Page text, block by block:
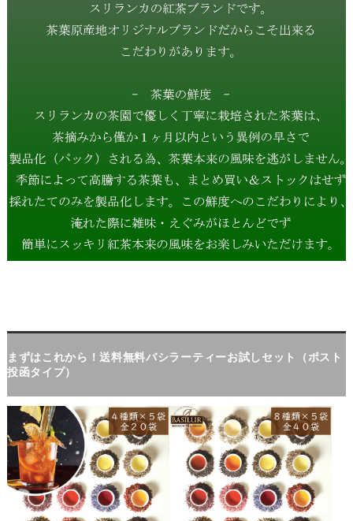
まずはこれから！送料無料バシラーティーお試しセット（ポスト
投函タイプ）